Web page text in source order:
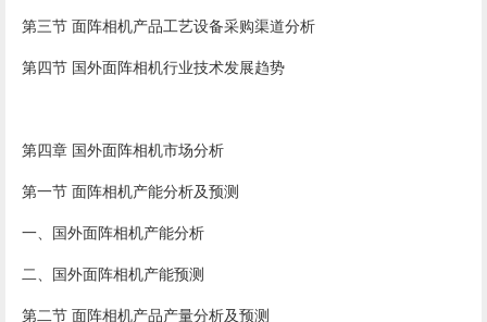
第三节 面阵相机产品工艺设备采购渠道分析
第四节 国外面阵相机行业技术发展趋势
第四章 国外面阵相机市场分析
第一节 面阵相机产能分析及预测
一、国外面阵相机产能分析
二、国外面阵相机产能预测
第二节 面阵相机产品产量分析及预测